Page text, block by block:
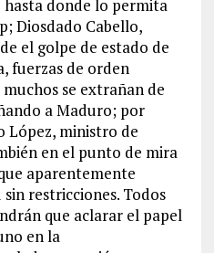
hasta donde lo permita
Diosdado Cabello,
el golpe de estado de
fuerzas de orden
se extrañan de
a Maduro; por
ministro de
en el punto de mira
aparentemente
restricciones. Todos
que aclarar el papel
en la